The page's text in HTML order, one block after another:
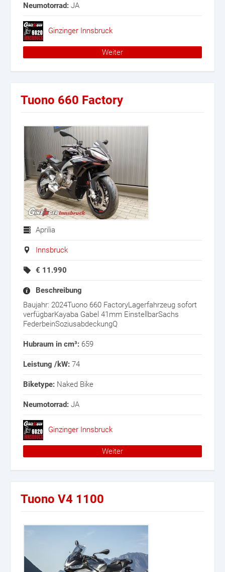
Neumotorrad: JA
Ginzinger Innsbruck
Weiter
Tuono 660 Factory
Aprilia
Innsbruck
€ 11.990
Beschreibung
Baujahr: 2024Tuono 660 FactoryLagerfahrzeug sofort
verfügbarKayaba Gabel 41mm EinstellbarSachs
FederbeinSoziusabdeckungQ
Hubraum in cm³: 659
Leistung /kW: 74
Biketype: Naked Bike
Neumotorrad: JA
Ginzinger Innsbruck
Weiter
Tuono V4 1100